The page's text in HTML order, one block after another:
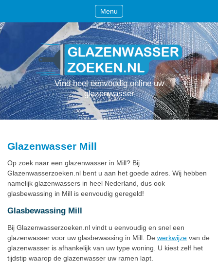
Menu
Vind heel eenvoudig online uw
glazenwasser
Glazenwasser Mill
Op zoek naar een glazenwasser in Mill? Bij
Glazenwasserzoeken.nl bent u aan het goede adres. Wij hebben
namelijk glazenwassers in heel Nederland, dus ook
glasbewassing in Mill is eenvoudig geregeld!
Glasbewassing Mill
Bij Glazenwasserzoeken.nl vindt u eenvoudig en snel een
glazenwasser voor uw glasbewassing in Mill. De werkwijze van de
glazenwasser is afhankelijk van uw type woning. U kiest zelf het
tijdstip waarop de glazenwasser uw ramen lapt.